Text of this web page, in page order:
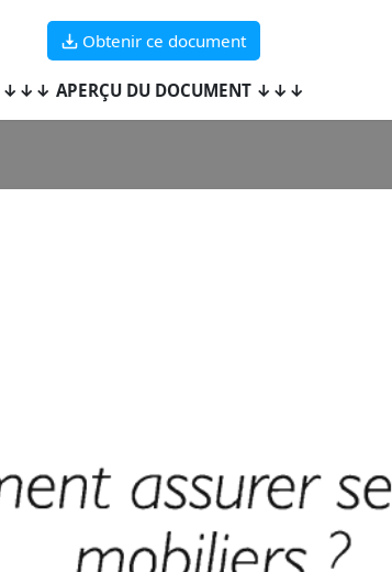
Obtenir ce document
↓↓↓ APERÇU DU DOCUMENT ↓↓↓